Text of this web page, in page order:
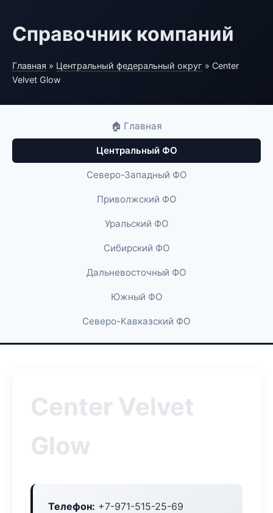
Справочник компаний
Главная » Центральный федеральный округ » Center
Velvet Glow
🏠 Главная
Центральный ФО
Северо-Западный ФО
Приволжский ФО
Уральский ФО
Сибирский ФО
Дальневосточный ФО
Южный ФО
Северо-Кавказский ФО
Center Velvet
Glow
Телефон: +7-971-515-25-69